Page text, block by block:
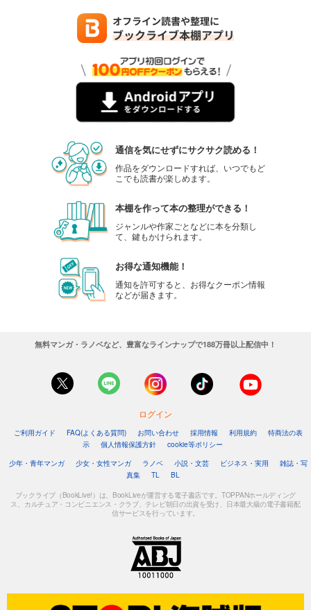
通信を気にせずにサクサク読める！
作品をダウンロードすれば、いつでもど
こでも読書が楽しめます。
本棚を作って本の整理ができる！
ジャンルや作家ごとなどに本を分類し
て、鍵もかけられます。
お得な通知機能！
通知を許可すると、お得なクーポン情報
などが届きます。
無料マンガ・ラノベなど、豊富なラインナップで188万冊以上配信中！
ログイン
ご利用ガイド FAQ(よくある質問) お問い合わせ 採用情報 利用規約
特商法の表
示
個人情報保護方針
cookie等ポリシー
少年・青年マンガ
少女・女性マンガ ラノベ 小説・文芸 ビジネス・実用
雑誌・写
真集
TL BL
ブックライブ（BookLive!）は、BookLiveが運営する電子書店です。TOPPANホールディング
ス、カルチュア・コンビニエンス・クラブ、テレビ朝日の出資を受け、日本最大級の電子書籍配
信サービスを行っています。